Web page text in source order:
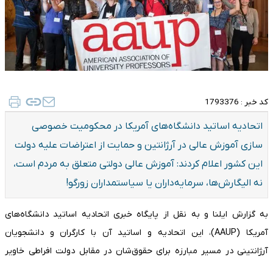
کد خبر : 1793376
اتحادیه اساتید دانشگاه‌های آمریکا در محکومیت خصوصی
سازی آموزش عالی در آرژانتین و حمایت از اعتراضات علیه دولت
این کشور اعلام کردند: آموزش عالی دولتی متعلق به مردم است،
نه الیگارش‌ها، سرمایه‌داران یا سیاستمداران زورگو!
به گزارش ایلنا و به نقل از پایگاه خبری اتحادیه اساتید دانشگاه‌های
آمریکا (AAUP)، این اتحادیه و اساتید آن با کارگران و دانشجویان
آرژانتینی در مسیر مبارزه برای حقوق‌شان در مقابل دولت افراطی خاویر